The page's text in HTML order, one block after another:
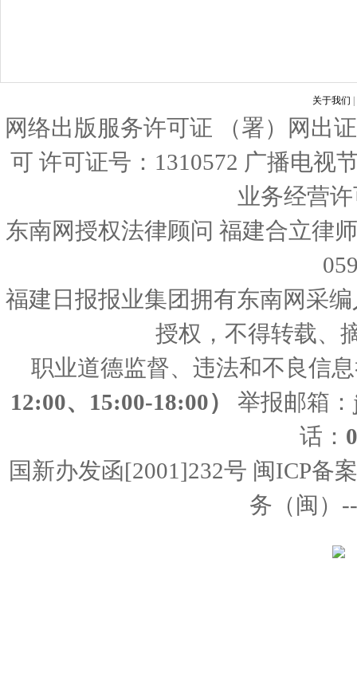
关于我们
网络出版服务许可证 （署）网出
可 许可证号：1310572 广播电视
业务经营
东南网授权法律顾问 福建合立律
福建日报报业集团拥有东南网采
授权，不得转载、
职业道德监督、违法和不良信
12:00、15:00-18:00）
举报邮箱：
话：
国新办发函[2001]232号 闽ICP备
务（闽）